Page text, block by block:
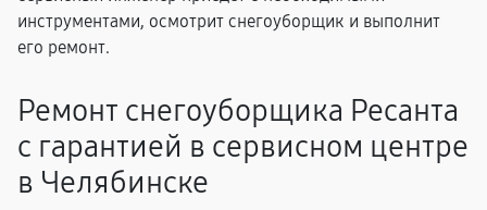
инструментами, осмотрит снегоуборщик и выполнит
его ремонт.
Ремонт снегоуборщика Ресанта
с гарантией в сервисном центре
в Челябинске